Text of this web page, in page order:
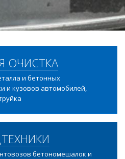
ОЧИСТКА
и бетонных
и кузовов автомобилей,
бетономешалок и